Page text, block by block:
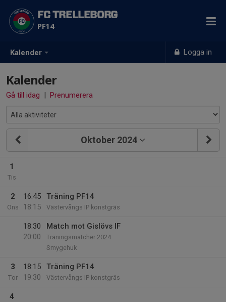
Kalender Logga in
FC TRELLEBORG
PF14
Kalender
Gå till idag | Prenumerera
Oktober 2024
1
Tis
2
Ons
16:45
18:15
Träning PF14
Västervångs IP konstgräs
18:30
20:00
Match mot Gislövs IF
Träningsmatcher 2024
Smygehuk
3
Tor
18:15
19:30
Träning PF14
Västervångs IP konstgräs
4